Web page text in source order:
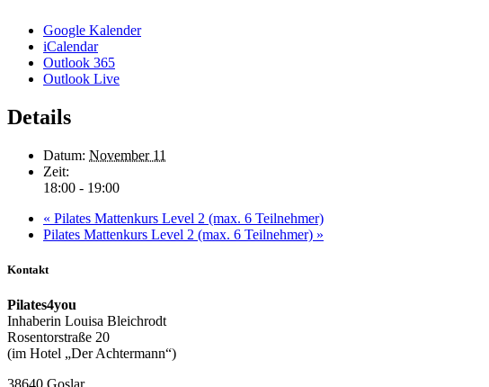
Google Kalender
iCalendar
Outlook 365
Outlook Live
Details
Datum: November 11
Zeit:
18:00 - 19:00
« Pilates Mattenkurs Level 2 (max. 6 Teilnehmer)
Pilates Mattenkurs Level 2 (max. 6 Teilnehmer) »
Kontakt
Pilates4you
Inhaberin Louisa Bleichrodt
Rosentorstraße 20
(im Hotel „Der Achtermann“)